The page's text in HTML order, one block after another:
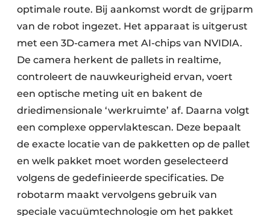
optimale route. Bij aankomst wordt de grijparm
van de robot ingezet. Het apparaat is uitgerust
met een 3D-camera met AI-chips van NVIDIA.
De camera herkent de pallets in realtime,
controleert de nauwkeurigheid ervan, voert
een optische meting uit en bakent de
driedimensionale ‘werkruimte’ af. Daarna volgt
een complexe oppervlaktescan. Deze bepaalt
de exacte locatie van de pakketten op de pallet
en welk pakket moet worden geselecteerd
volgens de gedefinieerde specificaties. De
robotarm maakt vervolgens gebruik van
speciale vacuümtechnologie om het pakket